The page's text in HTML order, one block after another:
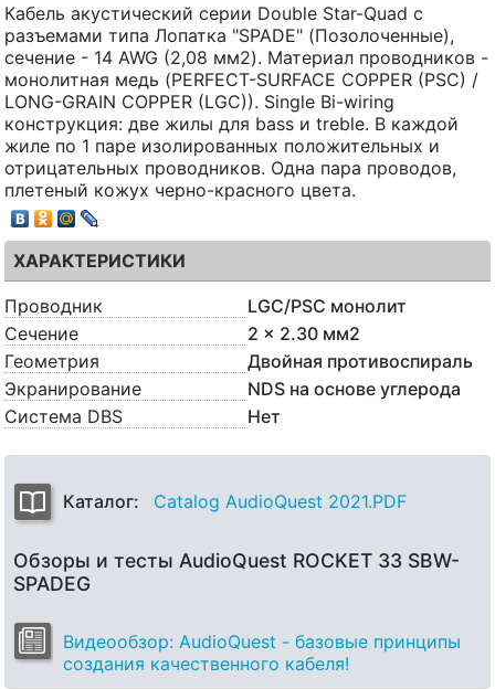
Кабель акустический серии Double Star-Quad с
разъемами типа Лопатка "SPADE" (Позолоченные),
сечение - 14 AWG (2,08 мм2). Материал проводников -
монолитная медь (PERFECT-SURFACE COPPER (PSC) /
LONG-GRAIN COPPER (LGC)). Single Bi-wiring
конструкция: две жилы для bass и treble. В каждой
жиле по 1 паре изолированных положительных и
отрицательных проводников. Одна пара проводов,
плетеный кожух черно-красного цвета.
ХАРАКТЕРИСТИКИ
Проводник
LGC/PSC монолит
Сечение
2 x 2.30 мм2
Геометрия
Двойная противоспираль
Экранирование
NDS на основе углерода
Система DBS
Нет
Каталог: Catalog AudioQuest 2021.PDF
Обзоры и тесты AudioQuest ROCKET 33 SBW-
SPADEG
Видеообзор: AudioQuest - базовые принципы
создания качественного кабеля!